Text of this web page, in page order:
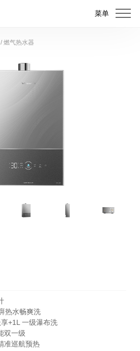
菜单
/ 燃气热水器
热水畅爽洗
+1L 一级瀑布洗
双一级
准巡航预热